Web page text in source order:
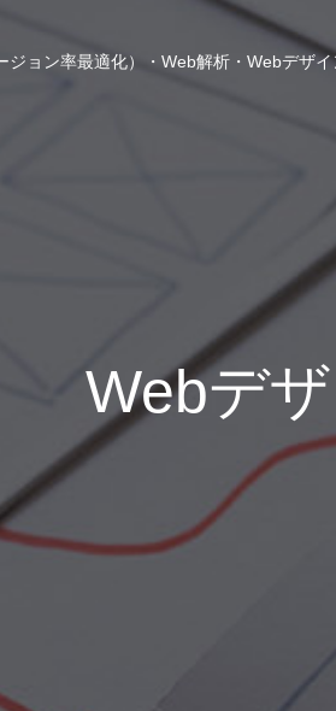
ョン率最適化）・Web解析・Webデザイ
Webデ